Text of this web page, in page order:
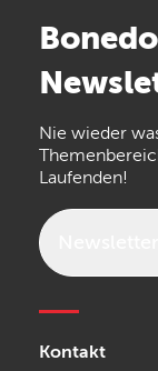
Arturia
the t.bone
Walrus
Audio-
Bonedo
Nie wieder
Laufenden!
Kontakt